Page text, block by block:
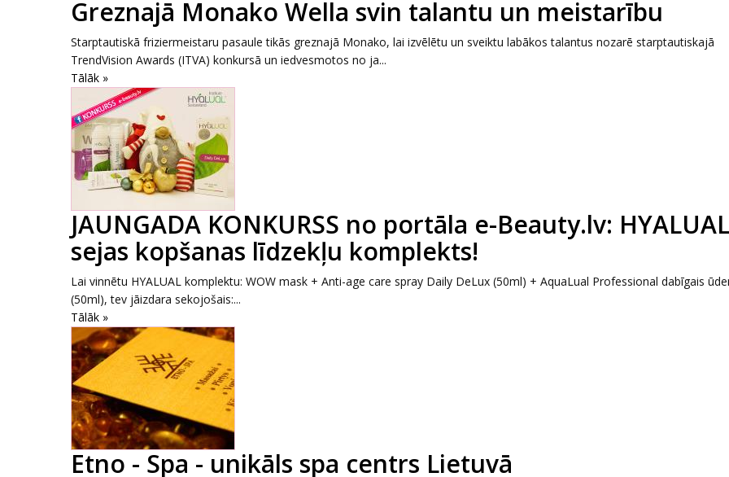
Greznajā Monako Wella svin talantu un meistarību
Starptautiskā friziermeistaru pasaule tikās greznajā Monako, lai izvēlētu un sveiktu labākos talantus nozarē starptautiskajā
TrendVision Awards (ITVA) konkursā un iedvesmotos no ja...
Tālāk »
JAUNGADA KONKURSS no portāla e-Beauty.lv: HYALUAL
sejas kopšanas līdzekļu komplekts!
Lai vinnētu HYALUAL komplektu: WOW mask + Anti-age care spray Daily DeLux (50ml) + AquaLual Professional dabīgais
(50ml), tev jāizdara sekojošais:...
Tālāk »
Etno - Spa - unikāls spa centrs Lietuvā